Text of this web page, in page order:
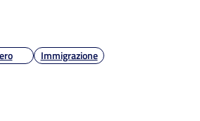
Immigrazione